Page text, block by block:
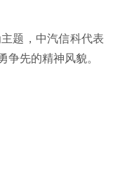
题，中汽信科代表
先的精神风貌。